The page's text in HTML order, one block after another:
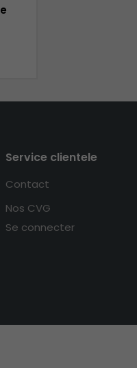
Service clientele
Contact
Nos CVG
Se connecter